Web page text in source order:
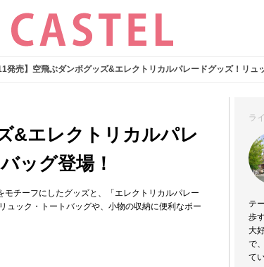
11発売】空飛ぶダンボグッズ&エレクトリカルパレードグッズ！リュ
&エレクトリカルパレ
ッグ登場！
チーフにしたグッズと、「エレクトリカルパレー
ュック・トートバッグや、小物の収納に便利なポー
ラ
テ
歩
大
で
て